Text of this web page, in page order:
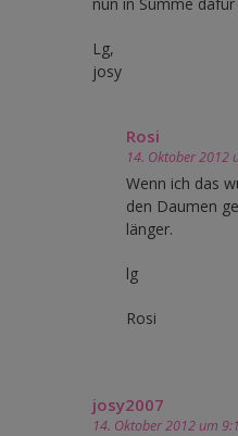
Lg,
josy
Rosi
14. Oktober 2012
Wenn ich das
den Daumen
länger.
lg
Rosi
josy2007
14. Oktober 2012 um